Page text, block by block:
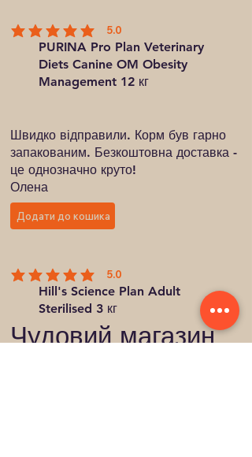
5.0
середня оцінка: 5 з 5
Швидко відправили. Корм був гарно
запакованим. Безкоштовна доставка -
це однозначно круто!
Олена
PURINA Pro Plan Veterinary
Diets Canine OM Obesity
Management 12 кг
Додати до кошика
5.0
середня оцінка: 5 з 5
Чудовий магазин
Hill's Science Plan Adult
Sterilised 3 кг